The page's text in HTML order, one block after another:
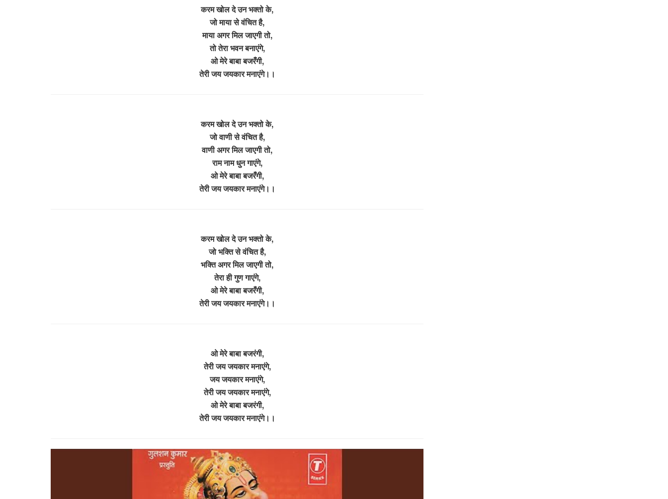
करम खोल दे उन भक्तो के,
जो माया से वंचित है,
माया अगर मिल जाएगी तो,
तो तेरा भवन बनाएंगे,
ओ मेरे बाबा बजरँगी,
तेरी जय जयकार मनाएंगे।।
करम खोल दे उन भक्तो के,
जो वाणी से वंचित है,
वाणी अगर मिल जाएगी तो,
राम नाम धुन गाएंगे,
ओ मेरे बाबा बजरँगी,
तेरी जय जयकार मनाएंगे।।
करम खोल दे उन भक्तो के,
जो भक्ति से वंचित है,
भक्ति अगर मिल जाएगी तो,
तेरा ही गुण गाएंगे,
ओ मेरे बाबा बजरँगी,
तेरी जय जयकार मनाएंगे।।
ओ मेरे बाबा बजरंगी,
तेरी जय जयकार मनाएंगे,
जय जयकार मनाएंगे,
तेरी जय जयकार मनाएंगे,
ओ मेरे बाबा बजरंगी,
तेरी जय जयकार मनाएंगे।।